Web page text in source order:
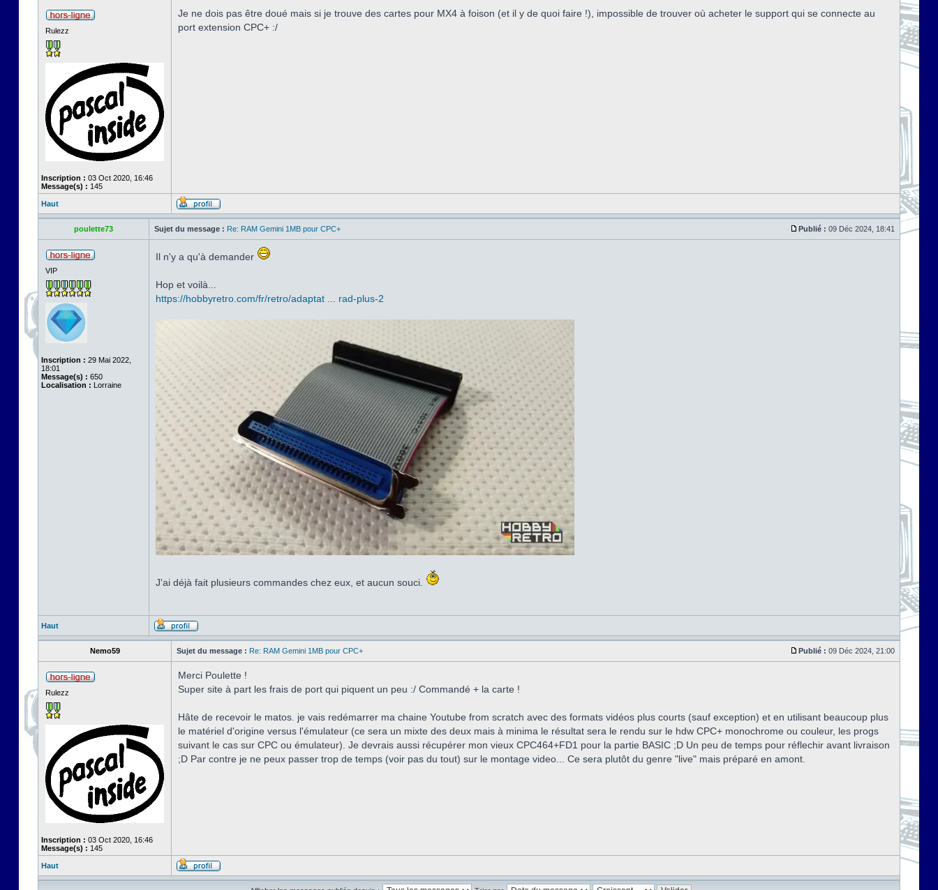
Rulezz
Inscription : 03 Oct 2020, 16:46
Message(s) : 145
Je ne dois pas être doué mais si je trouve des cartes pour MX4 à foison (et il y de quoi faire !), impossible de trouver où acheter le support qui se connecte au
port extension CPC+ :/
Haut
poulette73 Sujet du message : Re: RAM Gemini 1MB pour CPC+ Publié : 09 Déc 2024, 18:41
VIP
Inscription : 29 Mai 2022,
18:01
Message(s) : 650
Localisation : Lorraine
Il n'y a qu'à demander
Hop et voilà...
https://hobbyretro.com/fr/retro/adaptat ... rad-plus-2
J'ai déjà fait plusieurs commandes chez eux, et aucun souci.
Haut
Nemo59 Sujet du message : Re: RAM Gemini 1MB pour CPC+ Publié : 09 Déc 2024, 21:00
Rulezz
Inscription : 03 Oct 2020, 16:46
Message(s) : 145
Merci Poulette !
Super site à part les frais de port qui piquent un peu :/ Commandé + la carte !
Hâte de recevoir le matos. je vais redémarrer ma chaine Youtube from scratch avec des formats vidéos plus courts (sauf exception) et en utilisant beaucoup plus
le matériel d'origine versus l'émulateur (ce sera un mixte des deux mais à minima le résultat sera le rendu sur le hdw CPC+ monochrome ou couleur, les progs
suivant le cas sur CPC ou émulateur). Je devrais aussi récupérer mon vieux CPC464+FD1 pour la partie BASIC ;D Un peu de temps pour réflechir avant livraison
;D Par contre je ne peux passer trop de temps (voir pas du tout) sur le montage video... Ce sera plutôt du genre "live" mais préparé en amont.
Haut